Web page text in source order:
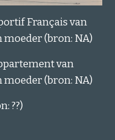
Français van
(bron: NA)
van
(bron: NA)
??)